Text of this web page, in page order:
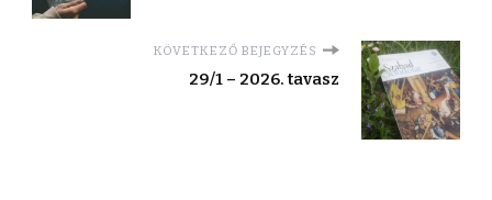
KÖVETKEZŐ BEJEGYZÉS
29/1 – 2026. tavasz